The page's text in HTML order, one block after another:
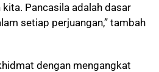
Pancasila adalah dasar
setiap perjuangan,” tambah
dengan mengangkat